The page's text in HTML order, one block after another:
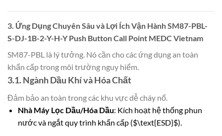
3. Ứng Dụng Chuyên Sâu và Lợi Ích Vận Hành SM87-PBL-
S-DJ-1B-2-Y-H-Y Push Button Call Point MEDC Vietnam
SM87-PBL là lý tưởng. Nó cần cho các ứng dụng an toàn
khẩn cấp trong môi trường nguy hiểm.
3.1. Ngành Dầu Khí và Hóa Chất
Đảm bảo an toàn trong các khu vực dễ cháy nổ.
Nhà Máy Lọc Dầu/Hóa Dầu: Kích hoạt hệ thống phun
nước và ngắt quy trình khẩn cấp ($\text{ESD}$).